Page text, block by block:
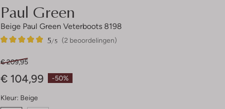
Paul Green
Beige Paul Green Veterboots 8198
(2 beoordelingen)
5/5
2
5
-50%
€ 209,95
€ 104,99
Kleur: Beige